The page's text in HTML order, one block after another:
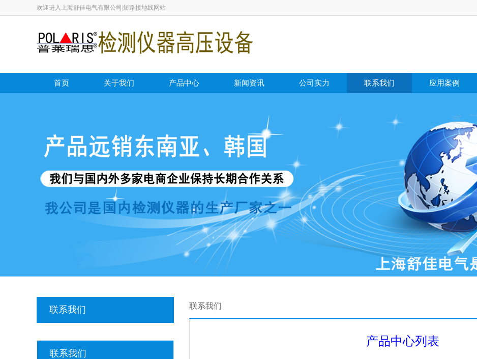
欢迎进入上海舒佳电气有限公司|短路接地线网站
首页 关于我们 产品中心 新闻资讯 公司实力 联系我们 应用案例
联系我们
联系我们
联系我们
产品中心列表